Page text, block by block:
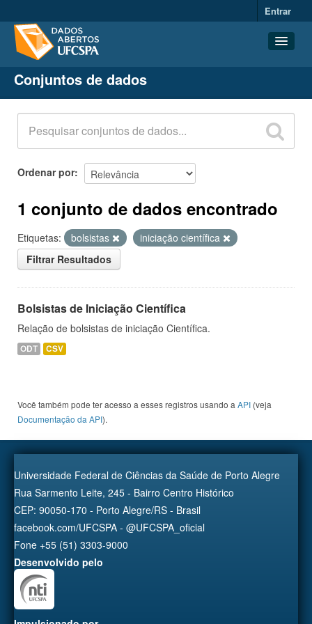
Entrar
Conjuntos de dados
Organizações
Grupos
Sobre
Conjuntos de dados
Ordenar por
1 conjunto de dados encontrado
Etiquetas: bolsistas
iniciação científica
Filtrar Resultados
Bolsistas de Iniciação Científica
Relação de bolsistas de iniciação Científica.
ODT CSV
Você também pode ter acesso a esses registros usando a API (veja
Documentação da API).
Universidade Federal de Ciências da Saúde de Porto Alegre
Rua Sarmento Leite, 245 - Bairro Centro Histórico
CEP: 90050-170 - Porto Alegre/RS - Brasil
facebook.com/UFCSPA - @UFCSPA_oficial
Fone +55 (51) 3303-9000
Desenvolvido pelo